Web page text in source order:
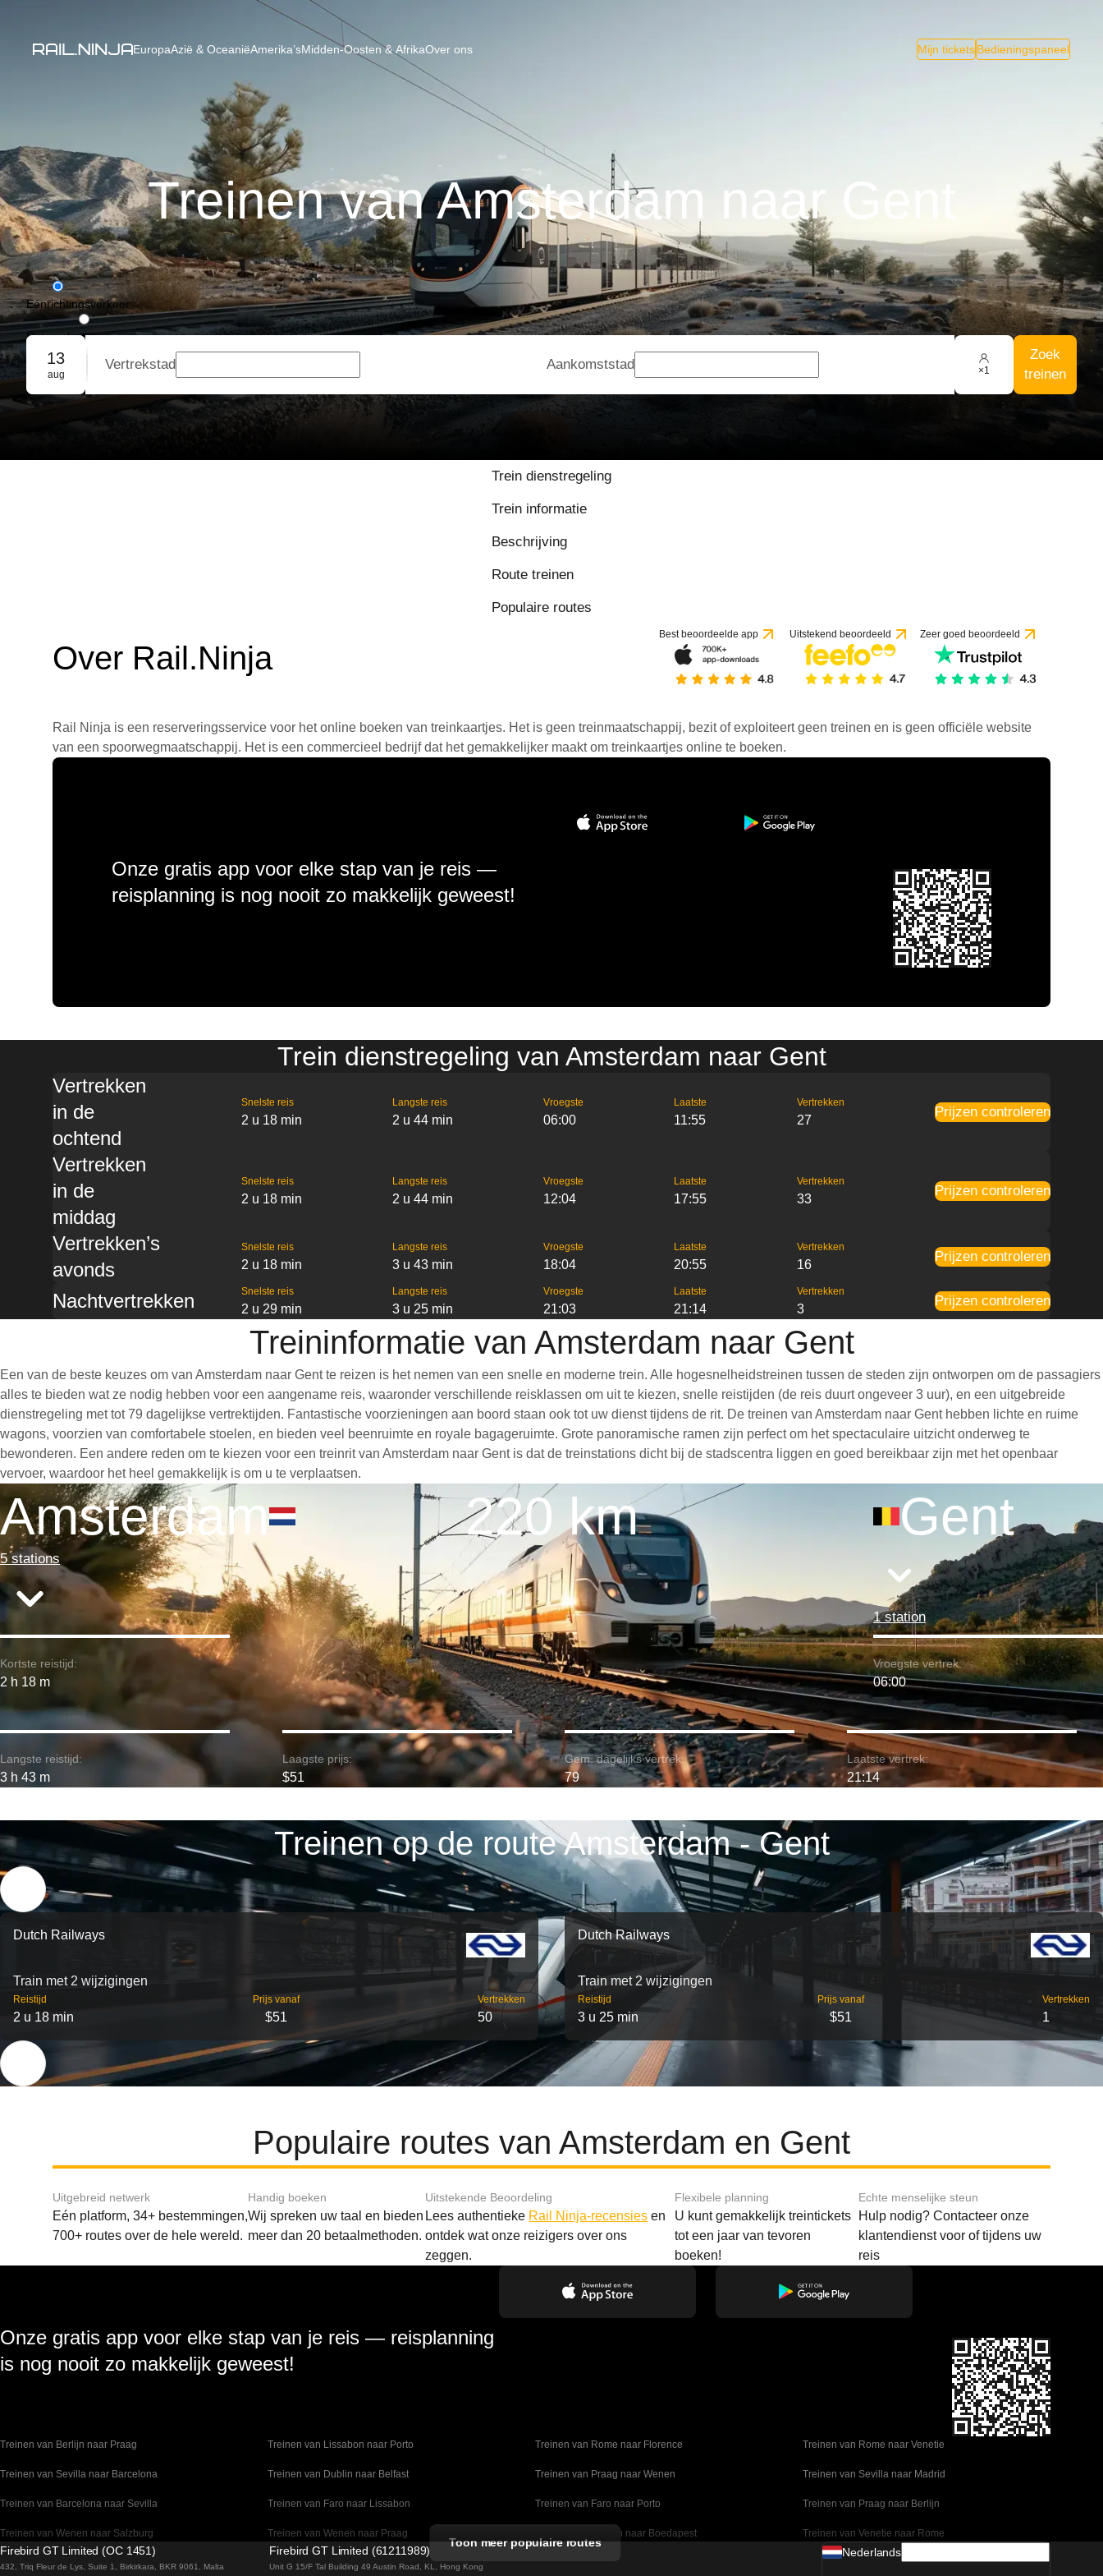
EuropaAzië & OceaniëAmerika’sMidden-Oosten & AfrikaOver ons Mijn ticketsBedieningspaneel
Treinen van Amsterdam naar Gent
Eénrichtingsverkeer
Retourvlucht
Groepsreservering
13
aug
Vertrekstad Aankomststad ×1
Zoek
treinen
Trein dienstregeling
Trein informatie
Beschrijving
Route treinen
Populaire routes
Over Rail.Ninja
Best beoordeelde app Uitstekend beoordeeld Zeer goed beoordeeld
Rail Ninja is een reserveringsservice voor het online boeken van treinkaartjes. Het is geen treinmaatschappij, bezit of exploiteert geen treinen en is geen officiële website
van een spoorwegmaatschappij. Het is een commercieel bedrijf dat het gemakkelijker maakt om treinkaartjes online te boeken.
Onze gratis app voor elke stap van je reis —
reisplanning is nog nooit zo makkelijk geweest!
Trein dienstregeling van Amsterdam naar Gent
Vertrekken
in de
ochtend
Snelste reis
2 u 18 min
Langste reis
2 u 44 min
Vroegste
06:00
Laatste
11:55
Vertrekken
27
Prijzen controleren
Vertrekken
in de
middag
Snelste reis
2 u 18 min
Langste reis
2 u 44 min
Vroegste
12:04
Laatste
17:55
Vertrekken
33
Prijzen controleren
Vertrekken’s
avonds
Snelste reis
2 u 18 min
Langste reis
3 u 43 min
Vroegste
18:04
Laatste
20:55
Vertrekken
16
Prijzen controleren
Nachtvertrekken Snelste reis
2 u 29 min
Langste reis
3 u 25 min
Vroegste
21:03
Laatste
21:14
Vertrekken
3
Prijzen controleren
Treininformatie van Amsterdam naar Gent
Een van de beste keuzes om van Amsterdam naar Gent te reizen is het nemen van een snelle en moderne trein. Alle hogesnelheidstreinen tussen de steden zijn ontworpen om de passagiers
alles te bieden wat ze nodig hebben voor een aangename reis, waaronder verschillende reisklassen om uit te kiezen, snelle reistijden (de reis duurt ongeveer 3 uur), en een uitgebreide
dienstregeling met tot 79 dagelijkse vertrektijden. Fantastische voorzieningen aan boord staan ook tot uw dienst tijdens de rit. De treinen van Amsterdam naar Gent hebben lichte en ruime
wagons, voorzien van comfortabele stoelen, en bieden veel beenruimte en royale bagageruimte. Grote panoramische ramen zijn perfect om het spectaculaire uitzicht onderweg te
bewonderen. Een andere reden om te kiezen voor een treinrit van Amsterdam naar Gent is dat de treinstations dicht bij de stadscentra liggen en goed bereikbaar zijn met het openbaar
vervoer, waardoor het heel gemakkelijk is om u te verplaatsen.
Amsterdam
5 stations
220 km Gent
1 station
Kortste reistijd:
2 h 18 m
Vroegste vertrek:
06:00
Langste reistijd:
3 h 43 m
Laagste prijs:
$51
Gem. dagelijks vertrek:
79
Laatste vertrek:
21:14
Treinen op de route Amsterdam - Gent
Dutch Railways
Train met 2 wijzigingen
Reistijd
2 u 18 min
Prijs vanaf
$51
Vertrekken
50
Dutch Railways
Train met 2 wijzigingen
Reistijd
3 u 25 min
Prijs vanaf
$51
Vertrekken
1
Populaire routes van Amsterdam en Gent
Uitgebreid netwerk
Eén platform, 34+ bestemmingen,
700+ routes over de hele wereld.
Handig boeken
Wij spreken uw taal en bieden
meer dan 20 betaalmethoden.
Uitstekende Beoordeling
Lees authentieke Rail Ninja-recensies en
ontdek wat onze reizigers over ons
zeggen.
Flexibele planning
U kunt gemakkelijk treintickets
tot een jaar van tevoren
boeken!
Echte menselijke steun
Hulp nodig? Contacteer onze
klantendienst voor of tijdens uw
reis
Onze gratis app voor elke stap van je reis — reisplanning
is nog nooit zo makkelijk geweest!
Treinen van Berlijn naar Praag Treinen van Lissabon naar Porto Treinen van Rome naar Florence Treinen van Rome naar Venetie
Treinen van Sevilla naar Barcelona Treinen van Dublin naar Belfast Treinen van Praag naar Wenen Treinen van Sevilla naar Madrid
Treinen van Barcelona naar Sevilla Treinen van Faro naar Lissabon Treinen van Faro naar Porto Treinen van Praag naar Berlijn
Treinen van Wenen naar Salzburg Treinen van Wenen naar Praag Treinen van Wenen naar Boedapest Treinen van Venetie naar Rome
Treinen van Venetie naar Florence Treinen van Valencia naar Madrid Treinen van Ulsan naar Seoel
Toon meer populaire routes
Firebird GT Limited (OC 1451)
432, Triq Fleur de Lys, Suite 1, Birkirkara, BKR 9061, Malta
Firebird GT Limited (61211989)
Unit G 15/F Tal Building 49 Austin Road, KL, Hong Kong
Nederlands